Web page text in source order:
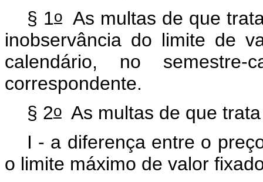
§ 1oAs multas de que
inobservância do limite de
calendário, no semestre-
correspondente.
§ 2oAs multas de que
I - a diferença entre o
o limite máximo de valor